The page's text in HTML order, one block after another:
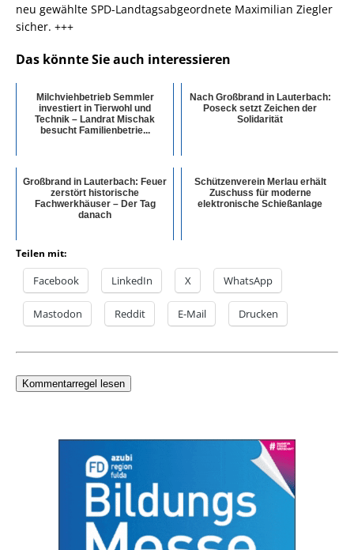
neu gewählte SPD-Landtagsabgeordnete Maximilian Ziegler
sicher. +++
Das könnte Sie auch interessieren
Milchviehbetrieb Semmler
investiert in Tierwohl und
Technik – Landrat Mischak
besucht Familienbetrie...
Nach Großbrand in Lauterbach:
Poseck setzt Zeichen der
Solidarität
Großbrand in Lauterbach: Feuer
zerstört historische
Fachwerkhäuser – Der Tag
danach
Schützenverein Merlau erhält
Zuschuss für moderne
elektronische Schießanlage
Teilen mit:
Facebook LinkedIn X WhatsApp
Mastodon Reddit E-Mail Drucken
Kommentarregel lesen